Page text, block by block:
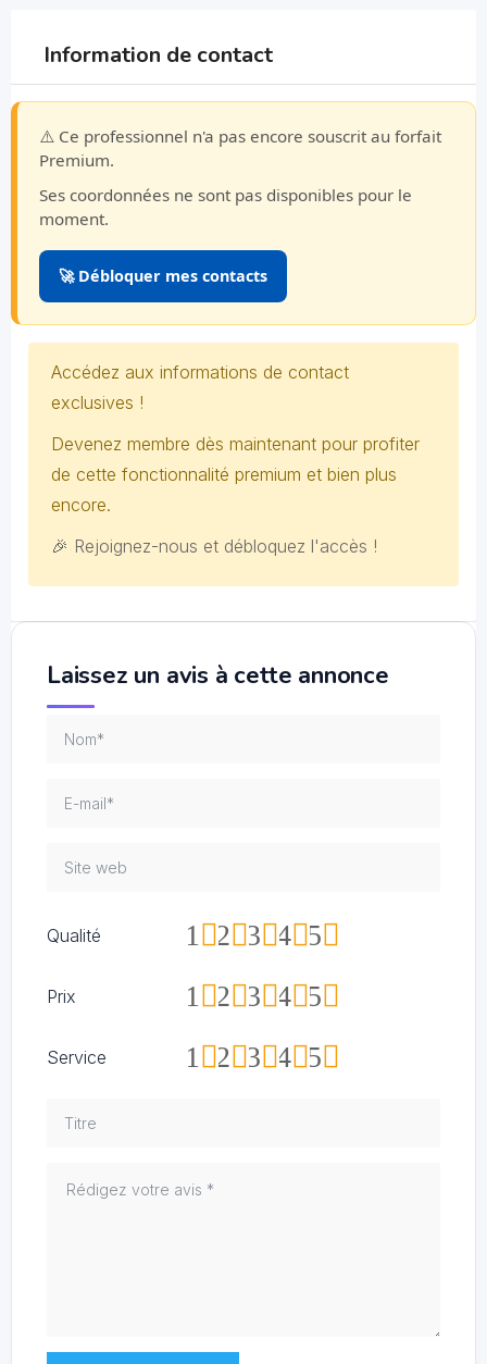
Information de contact
⚠️ Ce professionnel n'a pas encore souscrit au forfait
Premium.
Ses coordonnées ne sont pas disponibles pour le
moment.
🚀 Débloquer mes contacts
Accédez aux informations de contact
exclusives !
Devenez membre dès maintenant pour profiter
de cette fonctionnalité premium et bien plus
encore.
🎉 Rejoignez-nous et débloquez l'accès !
Laissez un avis à cette annonce
Qualité 5
4
3
2
1
Prix 5
4
3
2
1
Service 5
4
3
2
1